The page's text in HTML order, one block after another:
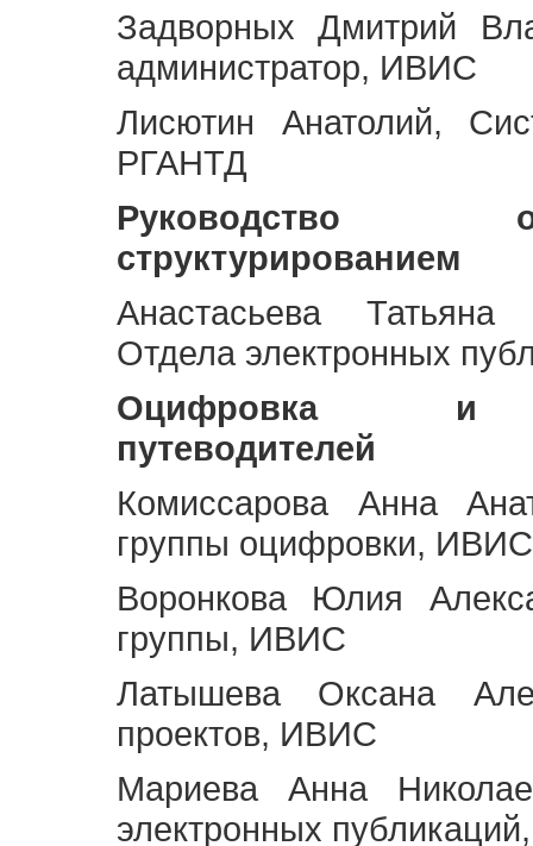
Задворных Дмитрий
администратор, ИВИС
Лисютин Анатолий,
РГАНТД
Руководство
структурированием
Анастасьева Татьяна
Отдела электронных
Оцифровка и
путеводителей
Комиссарова Анна
группы оцифровки, ИВИС
Воронкова Юлия
группы, ИВИС
Латышева Оксана
проектов, ИВИС
Мариева Анна
электронных